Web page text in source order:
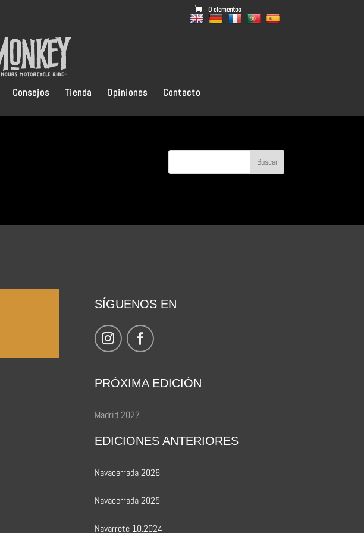
0 elementos
Consejos Tienda Opiniones Contacto
SÍGUENOS EN
PRÓXIMA EDICIÓN
Madrid 2027
EDICIONES ANTERIORES
Navacerrada 2026
Navacerrada 2025
Navarrete 10.2024